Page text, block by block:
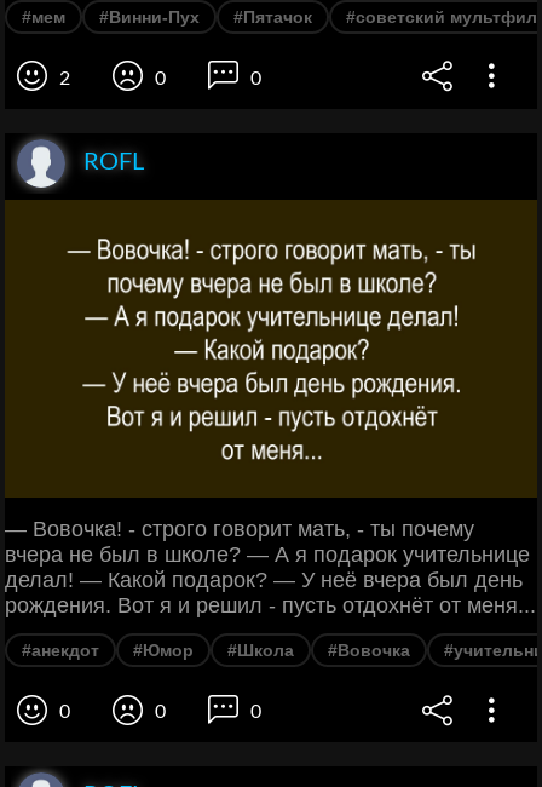
#мем #Винни-Пух #Пятачок #советский
2 0 0
ROFL
— Вовочка! - строго говорит мать, - ты почему
вчера не был в школе? — А я подарок учительнице
делал! — Какой подарок? — У неё вчера был день
рождения. Вот я и решил - пусть отдохнёт от меня...
#анекдот #Юмор #Школа #Вовочка
0 0 0